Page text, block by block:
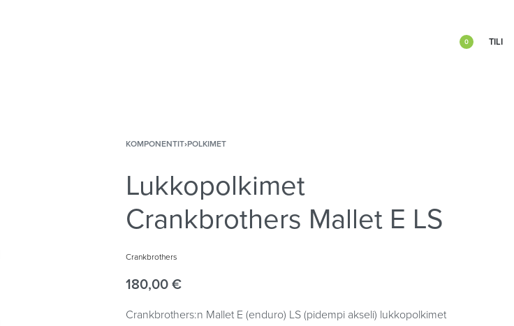
0 TILI
KOMPONENTIT›POLKIMET
Lukkopolkimet
Crankbrothers Mallet E LS
Crankbrothers
180,00 €
Crankbrothers:n Mallet E (enduro) LS (pidempi akseli) lukkopolkimet